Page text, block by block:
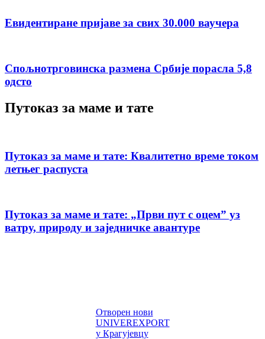
Евидентиране пријаве за свих 30.000 ваучера
Спољнотрговинска размена Србије порасла 5,8
одсто
Путоказ за маме и тате
Путоказ за маме и тате: Квалитетно време током
летњег распуста
Путоказ за маме и тате: „Први пут с оцемˮ уз
ватру, природу и заједничке авантуре
Отворен нови
UNIVEREXPORT
у Крагујевцу